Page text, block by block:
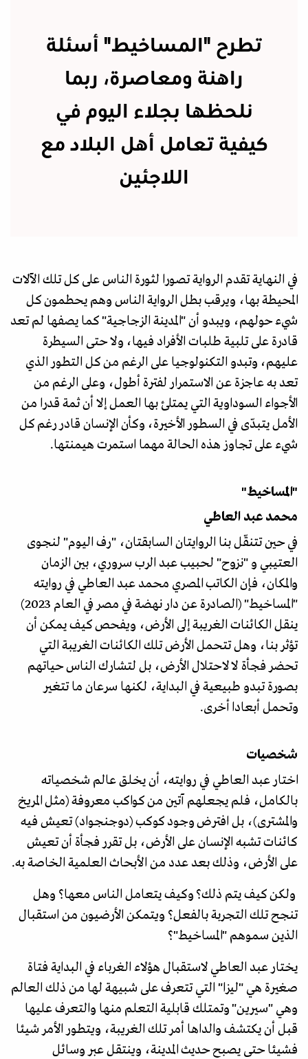
تطرح "المساخيط" أسئلة
راهنة ومعاصرة، ربما
نلحظها بجلاء اليوم في
كيفية تعامل أهل البلاد مع
اللاجئين
في النهاية تقدم الرواية تصورا لثورة الناس على كل تلك الآلات
المحيطة بها، ويرقب بطل الرواية الناس وهم يحطمون كل
شيء حولهم، ويبدو أن "المدينة الزجاجية" كما يصفها لم تعد
قادرة على تلبية طلبات الأفراد فيها، ولا حتى السيطرة
عليهم، وتبدو التكنولوجيا على الرغم من كل التطور الذي
تعد به عاجزة عن الاستمرار لفترة أطول، وعلى الرغم من
الأجواء السوداوية التي يمتلئ بها العمل إلا أن ثمة قدرا من
الأمل يتبدّى في السطور الأخيرة، وكأن الإنسان قادر رغم كل
شيء على تجاوز هذه الحالة مهما استمرت هيمنتها.
"المساخيط"
محمد عبد العاطي
في حين تتنقّل بنا الروايتان السابقتان، "رف اليوم" لنجوى
العتيبي و "نزوح" لحبيب عبد الرب سروري، بين الزمان
والمكان، فإن الكاتب المصري محمد عبد العاطي في روايته
"المساخيط" (الصادرة عن دار نهضة في مصر في العام 2023)
ينقل الكائنات الغريبة إلى الأرض، ويفحص كيف يمكن أن
تؤثر بنا، وهل تتحمل الأرض تلك الكائنات الغريبة التي
تحضر فجأة لا لاحتلال الأرض، بل لتشارك الناس حياتهم
بصورة تبدو طبيعية في البداية، لكنها سرعان ما تتغير
وتحمل أبعادا أخرى.
شخصيات
اختار عبد العاطي في روايته، أن يخلق عالم شخصياته
بالكامل، فلم يجعلهم آتين من كواكب معروفة (مثل المريخ
والمشترى)، بل افترض وجود كوكب (دوجنجواد) تعيش فيه
كائنات تشبه الإنسان على الأرض، بل تقرر فجأة أن تعيش
على الأرض، وذلك بعد عدد من الأبحاث العلمية الخاصة به.
ولكن كيف يتم ذلك؟ وكيف يتعامل الناس معها؟ وهل
تنجح تلك التجربة بالفعل؟ ويتمكن الأرضيون من استقبال
الذين سموهم "المساخيط"؟
يختار عبد العاطي لاستقبال هؤلاء الغرباء في البداية فتاة
صغيرة هي "ليزا" التي تتعرف على شبيهة لها من ذلك العالم
وهي "سيرين" وتمتلك قابلية التعلم منها والتعرف عليها
قبل أن يكتشف والداها أمر تلك الغريبة، ويتطور الأمر شيئا
فشيئا حتى يصبح حديث المدينة، وينتقل عبر وسائل